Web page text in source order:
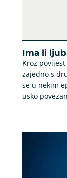
Ima li
Kroz
zajedno s
se u nekim
usko